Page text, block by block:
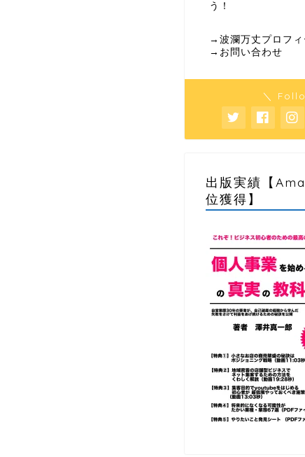
う！
→波瀾万丈プロフィ
→お問い合わせ
＼
出版実績【
位獲得】